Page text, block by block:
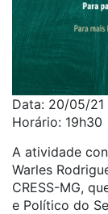
Data: 20/05/21
Horário: 19h30
A atividade
Warles
CRESS-MG,
e Político do